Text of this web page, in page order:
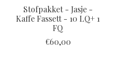
Stofpakket - Jasje -
Kaffe Fassett - 10 LQ+ 1
FQ
€60,00